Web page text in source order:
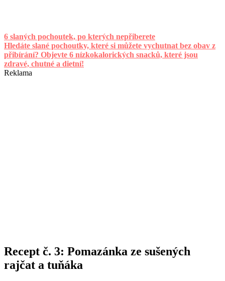
6 slaných pochoutek, po kterých nepřiberete
Hledáte slané pochoutky, které si můžete vychutnat bez obav z
přibírání? Objevte 6 nízkokalorických snacků, které jsou
zdravé, chutné a dietní!
Reklama
Recept č. 3: Pomazánka ze sušených
rajčat a tuňáka